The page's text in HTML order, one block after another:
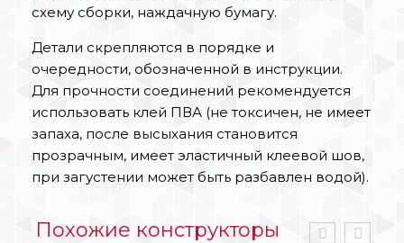
схему сборки, наждачную бумагу.
Детали скрепляются в порядке и
очередности, обозначенной в инструкции.
Для прочности соединений рекомендуется
использовать клей ПВА (не токсичен, не имеет
запаха, после высыхания становится
прозрачным, имеет эластичный клеевой шов,
при загустении может быть разбавлен водой).
Похожие конструкторы